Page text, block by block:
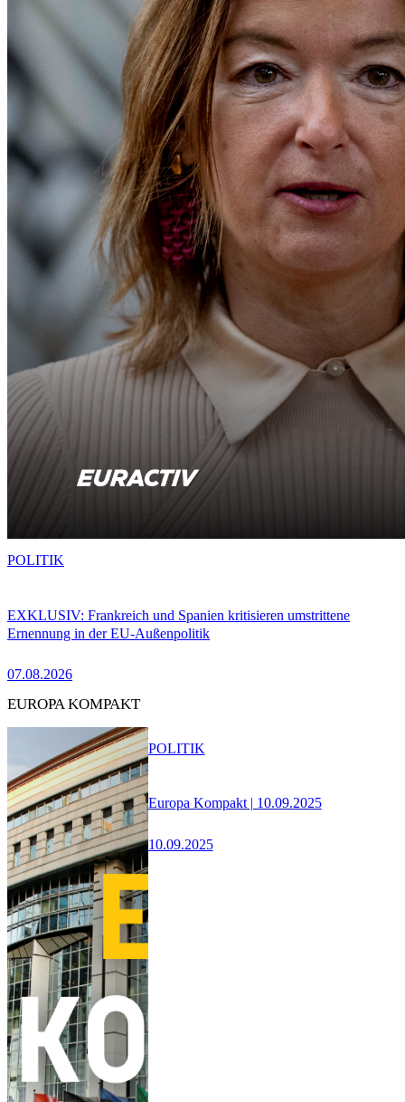
EXKLUSIV: Frankreich und Spanien kritisieren umstrittene
Ernennung in der EU-Außenpolitik
07.08.2026
POLITIK
EUROPA KOMPAKT
Europa Kompakt | 10.09.2025
10.09.2025
POLITIK